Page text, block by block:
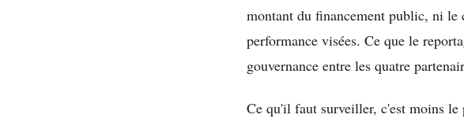
montant du financement public, ni
performance visées. Ce que le
gouvernance entre les quatre
Ce qu'il faut surveiller, c'est moins